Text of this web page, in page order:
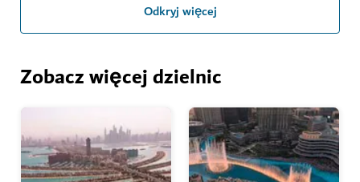
Odkryj więcej
Zobacz więcej dzielnic